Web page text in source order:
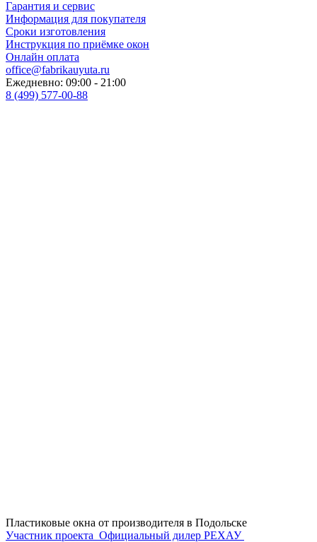
Гарантия и сервис
Информация для покупателя
Сроки изготовления
Инструкция по приёмке окон
Онлайн оплата
office@fabrikauyuta.ru
Ежедневно: 09:00 - 21:00
8 (499) 577-00-88
Пластиковые окна от производителя в Подольске
Участник проекта Официальный дилер РЕХАУ